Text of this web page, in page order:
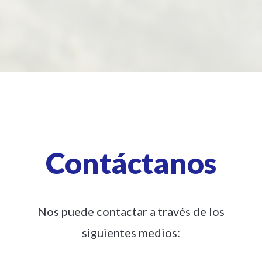
Contáctanos
Nos puede contactar a través de los
siguientes medios: